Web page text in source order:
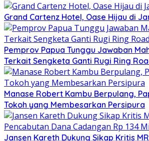
Grand Cartenz Hotel, Oase Hijau di
Pemprov Papua Tunggu Jawaban
Terkait Sengketa Ganti Rugi Ring
Manase Robert Kambu Berpulang,
Tokoh yang Membesarkan Persipura
Jansen Kareth Dukung Sikap Kritis